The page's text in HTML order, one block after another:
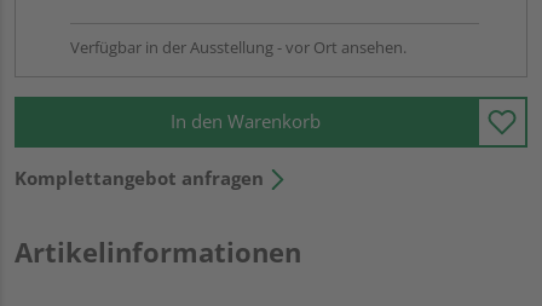
Verfügbar in der Ausstellung - vor Ort ansehen.
In den Warenkorb
Komplettangebot anfragen
Artikelinformationen